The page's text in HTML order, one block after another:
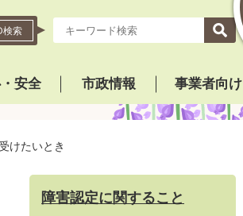
検索
安全 市政情報 事業者向け
けたいとき
障害認定に関すること